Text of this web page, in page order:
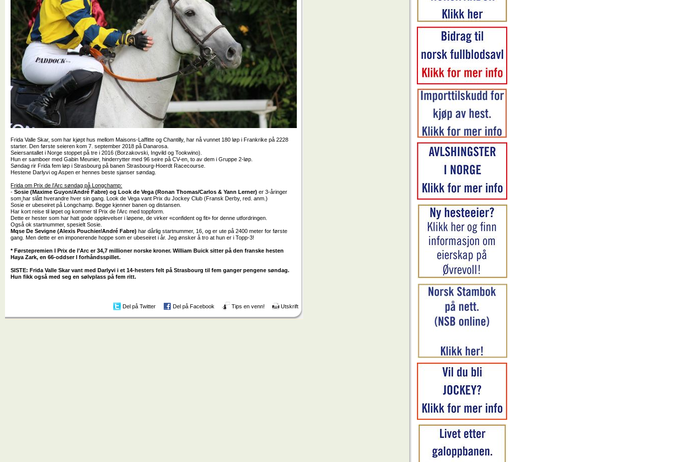
Frida Valle Skar, som har kjøpt hus mellom Maisons-Laffitte og Chantilly, har nå vunnet 180 løp i Frankrike på 2228
starter. Den første seieren kom 7. september 2018 på Danarosa.
Seiersantallet i Norge stoppet på tre i 2016 (Borzakovski, Ingvild og Tookwino).
Hun er samboer med Gabin Meunier, hinderrytter med 96 seire på CV-en, to av dem i Gruppe 2-løp.
Søndag rir Frida fem løp i Strasbourg på banen Strasbourg-Hoerdt Racecourse.
Hestene Darlyvi og Aspen er hennes beste sjanser søndag.
Frida om Prix de l’Arc søndag på Longchamp:
-Sosie (Maxime Guyon/André Fabre) og Look de Vega (Ronan Thomas/Carlos & Yann Lerner)er 3-åringer
som har slått hverandre hver sin gang. Look de Vega vant Prix du Jockey Club (Fransk Derby, red. anm.)
Sosie er ubeseiret på Longchamp. Begge kjenner banen og distansen.
Har kort reise til løpet og kommer til Prix de l’Arc med toppform.
Dette er hester som har hatt gode opplevelser i løpene, de virker «confident og fit» for denne utfordringen.
Også ok startnummer, spesielt Sosie.
Mqse De Sevigne (Alexis Pouchier/André Fabre) har dårlig startnummer, 16, og er ute på 2400 meter for første
gang. Men dette er en imponerende hoppe som er ubeseiret i år. Jeg ønsker å tro at hun er i Topp-3!
* Førstepremien I Prix de l’Arc er 34,7 millioner norske kroner. William Buick sitter på den franske hesten
Haya Zark, en 66-oddser I forhåndsspillet.
SISTE: Frida Valle Skar vant med Darlyvi i et 14-hesters felt på Strasbourg til fem ganger pengene søndag.
Hun fikk også med seg en sølvplass på fem ritt.
Del på Twitter Del på Facebook Tips en venn! Utskrift